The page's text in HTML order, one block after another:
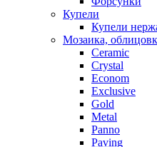
Купели
Купели
Мозаика,
Ceramic
Crystal
Econom
Exclusive
Gold
Metal
Panno
Paving